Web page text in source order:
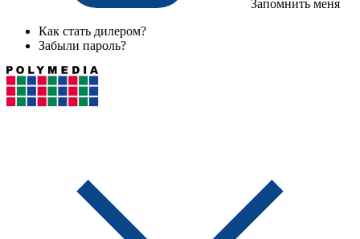
Запомнить меня
Как стать дилером?
Забыли пароль?